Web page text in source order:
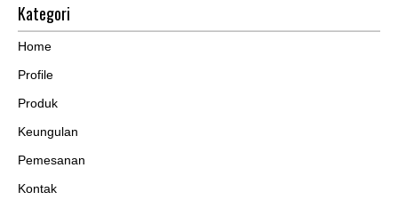
Kategori
Home
Profile
Produk
Keungulan
Pemesanan
Kontak